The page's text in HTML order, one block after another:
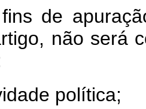
de
não será
política;